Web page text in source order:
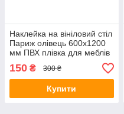
Наклейка на вініловий стіл
Париж олівець 600х1200
мм ПВХ плівка для меблів
інтер'єрна 3D
150 ₴ 300 ₴
Купити